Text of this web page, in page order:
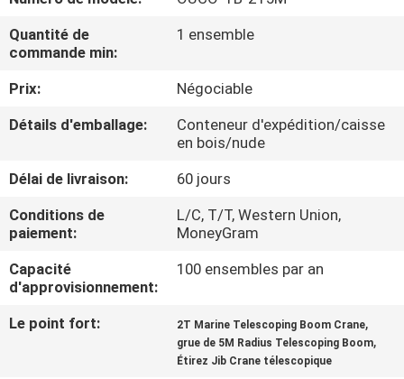
LE
SPECTACLE
À
DE
NOUS
VISITE
L'USINE
Quantité de
commande min:
1 ensemble
Prix:
Négociable
Détails d'emballage:
Conteneur d'expédition/caisse
en bois/nude
Délai de livraison:
60 jours
Conditions de
paiement:
L/C, T/T, Western Union,
MoneyGram
Capacité
d'approvisionnement:
100 ensembles par an
Le point fort: 2T Marine Telescoping Boom Crane,
grue de 5M Radius Telescoping Boom,
Étirez Jib Crane télescopique